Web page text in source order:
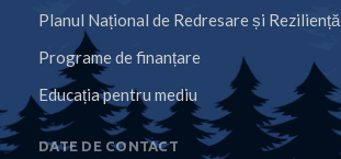
Planul Național de Redresare și Reziliență
Programe de finanțare
Educația pentru mediu
DATE DE CONTACT